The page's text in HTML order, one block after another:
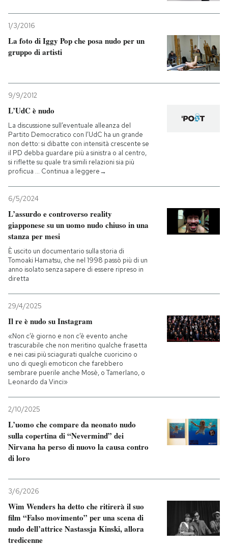
1/3/2016
La foto di Iggy Pop che posa nudo per un
gruppo di artisti
9/9/2012
L’UdC è nudo
La discussione sull’eventuale alleanza del
Partito Democratico con l’UdC ha un grande
non detto: si dibatte con intensità crescente se
il PD debba guardare più a sinistra o al centro,
si riflette su quale tra simili relazioni sia più
proficua … Continua a leggere→
6/5/2024
L’assurdo e controverso reality
giapponese su un uomo nudo chiuso in una
stanza per mesi
È uscito un documentario sulla storia di
Tomoaki Hamatsu, che nel 1998 passò più di un
anno isolato senza sapere di essere ripreso in
diretta
29/4/2025
Il re è nudo su Instagram
«Non c’è giorno e non c’è evento anche
trascurabile che non meritino qualche frasetta
e nei casi più sciagurati qualche cuoricino o
uno di quegli emoticon che farebbero
sembrare puerile anche Mosè, o Tamerlano, o
Leonardo da Vinci»
2/10/2025
L’uomo che compare da neonato nudo
sulla copertina di “Nevermind” dei
Nirvana ha perso di nuovo la causa contro
di loro
3/6/2026
Wim Wenders ha detto che ritirerà il suo
film “Falso movimento” per una scena di
nudo dell’attrice Nastassja Kinski, allora
tredicenne